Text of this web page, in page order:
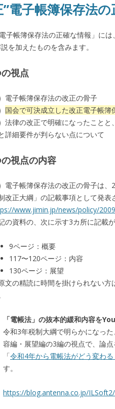
”電子帳簿保存法
電子帳簿保存法の正確な情報」に
を加えたものを含みます。
視点
電子帳簿保存法の改正の骨子
国会で可決成立した改正電子帳簿
法律の改正で明確になったこと
詳細要件が判らない点について
視点の内容
電子帳簿保存法の改正の骨子は
改正大綱」の記載事項として発表
www.jimin.jp/news/policy/
の資料の、次に示す3カ所に記載
9ページ：概要
117〜120ページ：内容
130ページ：展望
文の精読に時間を掛けられない方
「電帳法」の抜本的緩和内容を
令和3年税制大綱で明らかになっ
容編・展望編の3編の視点で、論
「令和4年から電帳法がどう変わ
す。
https://blog.antenna.co.jp/